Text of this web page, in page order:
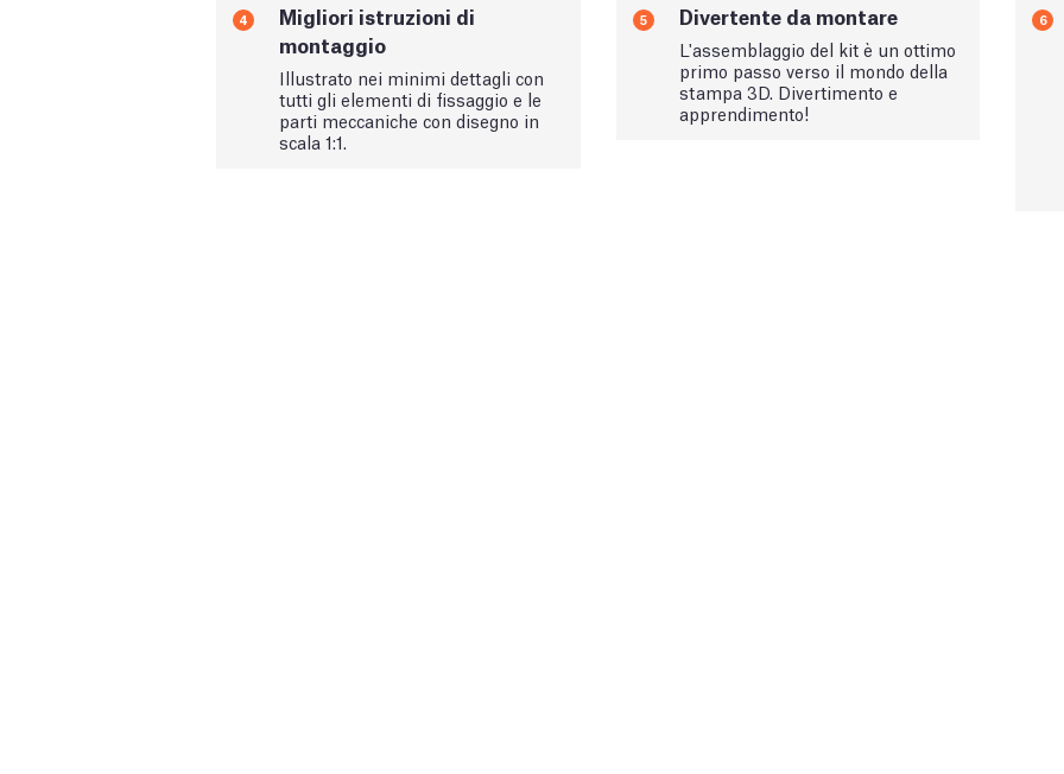
4
Migliori istruzioni di
montaggio
Illustrato nei minimi dettagli con
tutti gli elementi di fissaggio e le
parti meccaniche con disegno in
scala 1:1.
5 Divertente da montare
L'assemblaggio del kit è un ottimo
primo passo verso il mondo della
stampa 3D. Divertimento e
apprendimento!
6